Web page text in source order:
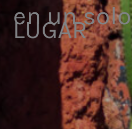
en un solo
LUGAR